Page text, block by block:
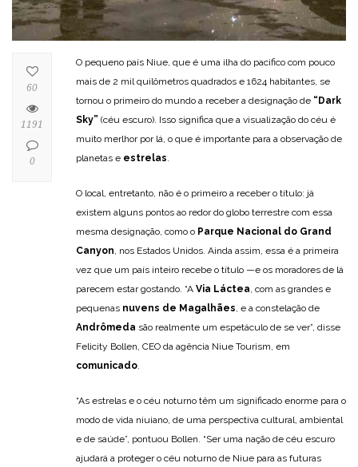
O pequeno país Niue, que é uma ilha do pacifico com pouco
mais de 2 mil quilômetros quadrados e 1624 habitantes, se
tornou o primeiro do mundo a receber a designação de “Dark
Sky” (céu escuro). Isso significa que a visualização do céu é
muito merlhor por lá, o que é importante para a observação de
planetas e estrelas.
O local, entretanto, não é o primeiro a receber o título: já
existem alguns pontos ao redor do globo terrestre com essa
mesma designação, como o Parque Nacional do Grand
Canyon, nos Estados Unidos. Ainda assim, essa é a primeira
vez que um país inteiro recebe o título —e os moradores de lá
parecem estar gostando. “A Via Láctea, com as grandes e
pequenas nuvens de Magalhães, e a constelação de
Andrômeda são realmente um espetáculo de se ver”, disse
Felicity Bollen, CEO da agência Niue Tourism, em
comunicado.
“As estrelas e o céu noturno têm um significado enorme para o
modo de vida niuiano, de uma perspectiva cultural, ambiental
e de saúde”, pontuou Bollen. “Ser uma nação de céu escuro
ajudará a proteger o céu noturno de Niue para as futuras
60
1191
0